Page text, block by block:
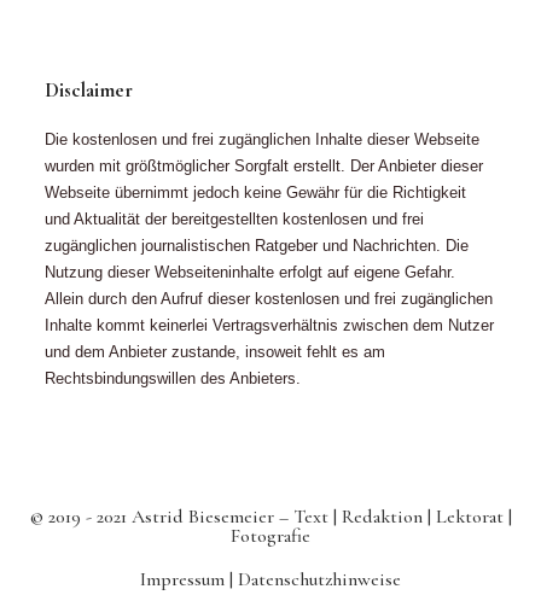
Disclaimer
Die kostenlosen und frei zugänglichen Inhalte dieser Webseite
wurden mit größtmöglicher Sorgfalt erstellt. Der Anbieter dieser
Webseite übernimmt jedoch keine Gewähr für die Richtigkeit
und Aktualität der bereitgestellten kostenlosen und frei
zugänglichen journalistischen Ratgeber und Nachrichten. Die
Nutzung dieser Webseiteninhalte erfolgt auf eigene Gefahr.
Allein durch den Aufruf dieser kostenlosen und frei zugänglichen
Inhalte kommt keinerlei Vertragsverhältnis zwischen dem Nutzer
und dem Anbieter zustande, insoweit fehlt es am
Rechtsbindungswillen des Anbieters.
© 2019 - 2021 Astrid Biesemeier – Text | Redaktion | Lektorat |
Fotografie
Impressum | Datenschutzhinweise